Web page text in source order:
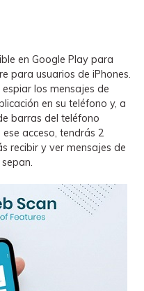
en Google Play para
para usuarios de iPhones.
los mensajes de
en su teléfono y, a
barras del teléfono
acceso, tendrás 2
recibir y ver mensajes de